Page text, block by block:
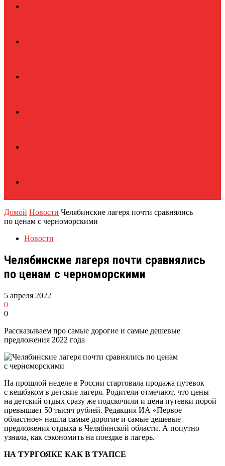
Домой Новости Челябинские лагеря почти сравнялись
по ценам с черноморскими
Новости
Челябинские лагеря почти сравнялись
по ценам с черноморскими
5 апреля 2022
0
0
Рассказываем про самые дорогие и самые дешевые
предложения 2022 года
На прошлой неделе в России стартовала продажа путевок
с кешбэком в детские лагеря. Родители отмечают, что цены
на детский отдых сразу же подскочили и цена путевки порой
превышает 50 тысяч рублей. Редакция ИА «Первое
областное» нашла самые дорогие и самые дешевые
предложения отдыха в Челябинской области. А попутно
узнала, как сэкономить на поездке в лагерь.
НА ТУРГОЯКЕ КАК В ТУАПСЕ